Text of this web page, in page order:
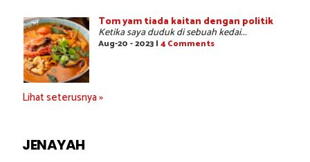
Tom yam tiada kaitan dengan politik
Ketika saya duduk di sebuah kedai...
Aug-20 - 2023 | 4 Comments
Lihat seterusnya »
JENAYAH